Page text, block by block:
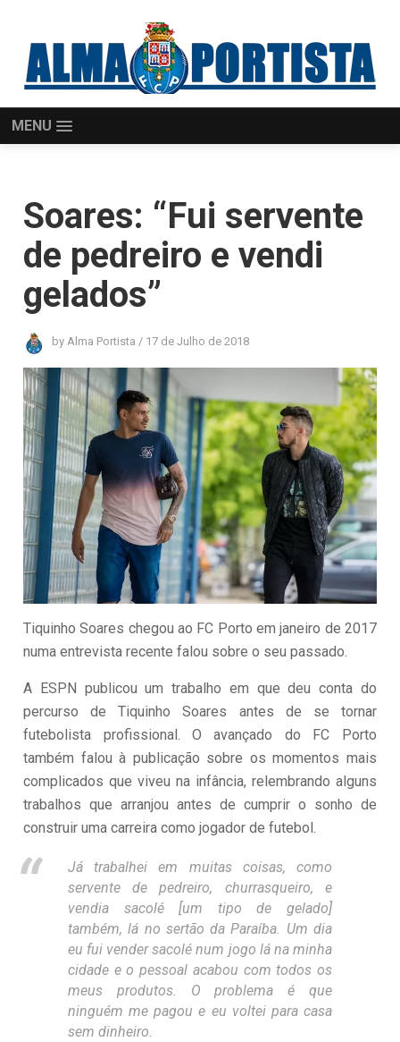
MENU
Soares: “Fui servente
de pedreiro e vendi
gelados”
byAlma Portista / 17 de Julho de 2018
Tiquinho Soares chegou ao FC Porto em janeiro de 2017
numa entrevista recente falou sobre o seu passado.
A ESPN publicou um trabalho em que deu conta do
percurso de Tiquinho Soares antes de se tornar
futebolista profissional. O avançado do FC Porto
também falou à publicação sobre os momentos mais
complicados que viveu na infância, relembrando alguns
trabalhos que arranjou antes de cumprir o sonho de
construir uma carreira como jogador de futebol.
Já trabalhei em muitas coisas, como
servente de pedreiro, churrasqueiro, e
vendia sacolé [um tipo de gelado]
também, lá no sertão da Paraíba. Um dia
eu fui vender sacolé num jogo lá na minha
cidade e o pessoal acabou com todos os
meus produtos. O problema é que
ninguém me pagou e eu voltei para casa
sem dinheiro.